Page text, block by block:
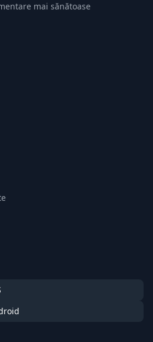
mai sănătoase